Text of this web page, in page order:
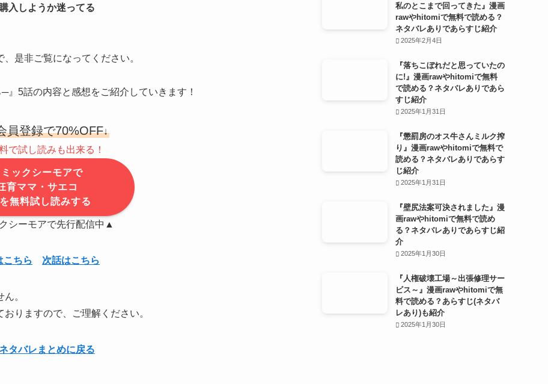
入しようか迷ってる
是非ご覧になってください。
5話の内容と感想をご紹介していきます！
員登録で70%OFF↓
で試し読みも出来る！
ミックシーモアで
育ママ・サエコ
無料試し読みする
シーモアで先行配信中▲
こちら 次話はこちら
。
りますので、ご理解ください。
タバレまとめに戻る
私のとこまで回ってきた』漫画
rawやhitomiで無料で読める？
ネタバレありであらすじ紹介
2025年2月4日
『落ちこぼれだと思っていたの
に!』漫画rawやhitomiで無料
で読める？ネタバレありであら
すじ紹介
2025年1月31日
『懲罰房のオス牛さんミルク搾
り』漫画rawやhitomiで無料で
読める？ネタバレありであらす
じ紹介
2025年1月31日
『壁尻法案可決されました』漫
画rawやhitomiで無料で読め
る？ネタバレありであらすじ紹
介
2025年1月30日
『人権破壊工場～出張修理サー
ビス～』漫画rawやhitomiで無
料で読める？あらすじ(ネタバ
レあり)も紹介
2025年1月30日